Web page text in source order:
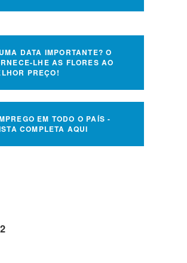
DATA IMPORTANTE? O
LHE AS FLORES AO
PREÇO!
EM TODO O PAÍS -
COMPLETA AQUI